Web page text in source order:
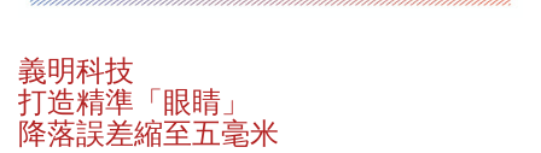
義明科技
打造精準「眼睛」
降落誤差縮至五毫米